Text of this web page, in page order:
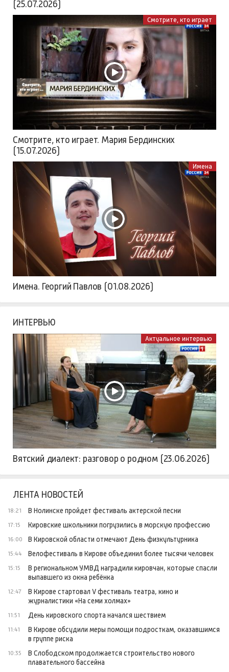
(25.07.2026)
Смотрите, кто играет
Смотрите, кто играет. Мария Бердинских
(15.07.2026)
Имена
Имена. Георгий Павлов (01.08.2026)
ИНТЕРВЬЮ
Актуальное интервью
Вятский диалект: разговор о родном (23.06.2026)
ЛЕНТА НОВОСТЕЙ
18:21 В Нолинске пройдет фестиваль актерской песни
17:15 Кировские школьники погрузились в морскую профессию
16:00 В Кировской области отмечают День физкультурника
15:44 Велофестиваль в Кирове объединил более тысячи человек
15:15
В региональном УМВД наградили кировчан, которые спасли
выпавшего из окна ребёнка
12:47
В Кирове стартовал V фестиваль театра, кино и
журналистики «На семи холмах»
11:51 День кировского спорта начался шествием
11:41
В Кирове обсудили меры помощи подросткам, оказавшимся
в группе риска
10:35
В Слободском продолжается строительство нового
плавательного бассейна